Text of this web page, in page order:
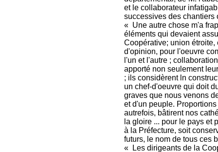
et le collaborateur
successives des chantiers
« Une autre chose m'a
éléments qui devaient
Coopérative; union
d'opinion, pour l'oeuvre
l'un et l'autre ;
apporté non seulement
; ils considèrent ln
un chef-d'oeuvre qui doit
graves que nous venons
et d'un peuple.
autrefois, bâtirent nos
la gloire ... pour le pays et
à la Préfecture, soit
futurs, le nom de tous ces
« Les dirigeants de la